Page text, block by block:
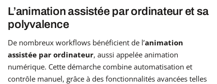
L’animation assistée par ordinateur et sa
polyvalence
De nombreux workflows bénéficient de l’animation
assistée par ordinateur, aussi appelée animation
numérique. Cette démarche combine automatisation et
contrôle manuel, grâce à des fonctionnalités avancées telles